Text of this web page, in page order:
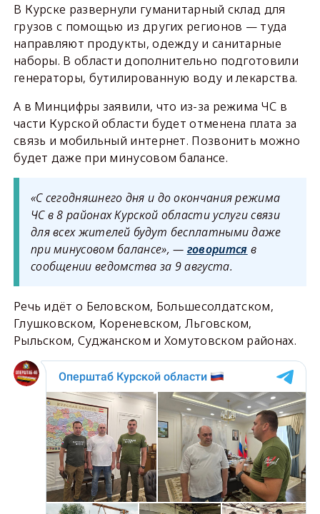
В Курске развернули гуманитарный склад для
грузов с помощью из других регионов — туда
направляют продукты, одежду и санитарные
наборы. В области дополнительно подготовили
генераторы, бутилированную воду и лекарства.
А в Минцифры заявили, что из-за режима ЧС в
части Курской области будет отменена плата за
связь и мобильный интернет. Позвонить можно
будет даже при минусовом балансе.
«С сегодняшнего дня и до окончания режима
ЧС в 8 районах Курской области услуги связи
для всех жителей будут бесплатными даже
при минусовом балансе», — говорится в
сообщении ведомства за 9 августа.
Речь идёт о Беловском, Большесолдатском,
Глушковском, Кореневском, Льговском,
Рыльском, Суджанском и Хомутовском районах.